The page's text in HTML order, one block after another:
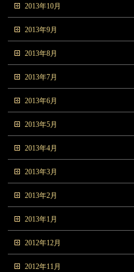
2013年10月
2013年9月
2013年8月
2013年7月
2013年6月
2013年5月
2013年4月
2013年3月
2013年2月
2013年1月
2012年12月
2012年11月